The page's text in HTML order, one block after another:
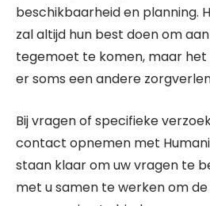
beschikbaarheid en planning.
zal altijd hun best doen om
tegemoet te komen, maar
er soms een andere
Bij vragen of specifieke
contact opnemen met
staan klaar om uw vragen te
met u samen te werken om